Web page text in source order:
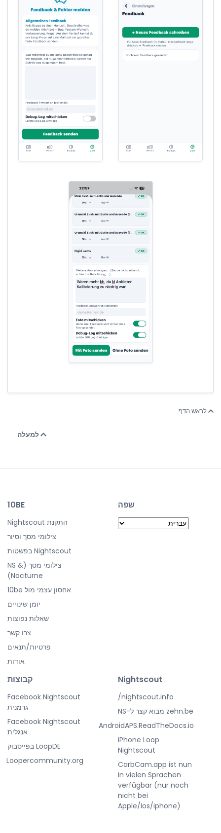
לראש הדף
למעלה
שפה 10BE
התקנת Nightscout
צילומי מסך וסיור
Nightscout בפשטות
צילומי מסך (NS &
Nocturne)
אחסון עצמי מול 10be
יומן שינויים
שאלות נפוצות
צרו קשר
פרטיות/תנאים
אודות
Nightscout
nightscout.info/
zehn.be מבוא קצר ל-NS
AndroidAPS.ReadTheDocs.io
iPhone Loop
Nightscout
CarbCam.app ist nun
in vielen Sprachen
verfügbar (nur noch
nicht bei
Apple/Ios/iphone)
קבוצות
Facebook Nightscout
גרמנית
Facebook Nightscout
אנגלית
LoopDE בפייסבוק
Loopercommunity.org